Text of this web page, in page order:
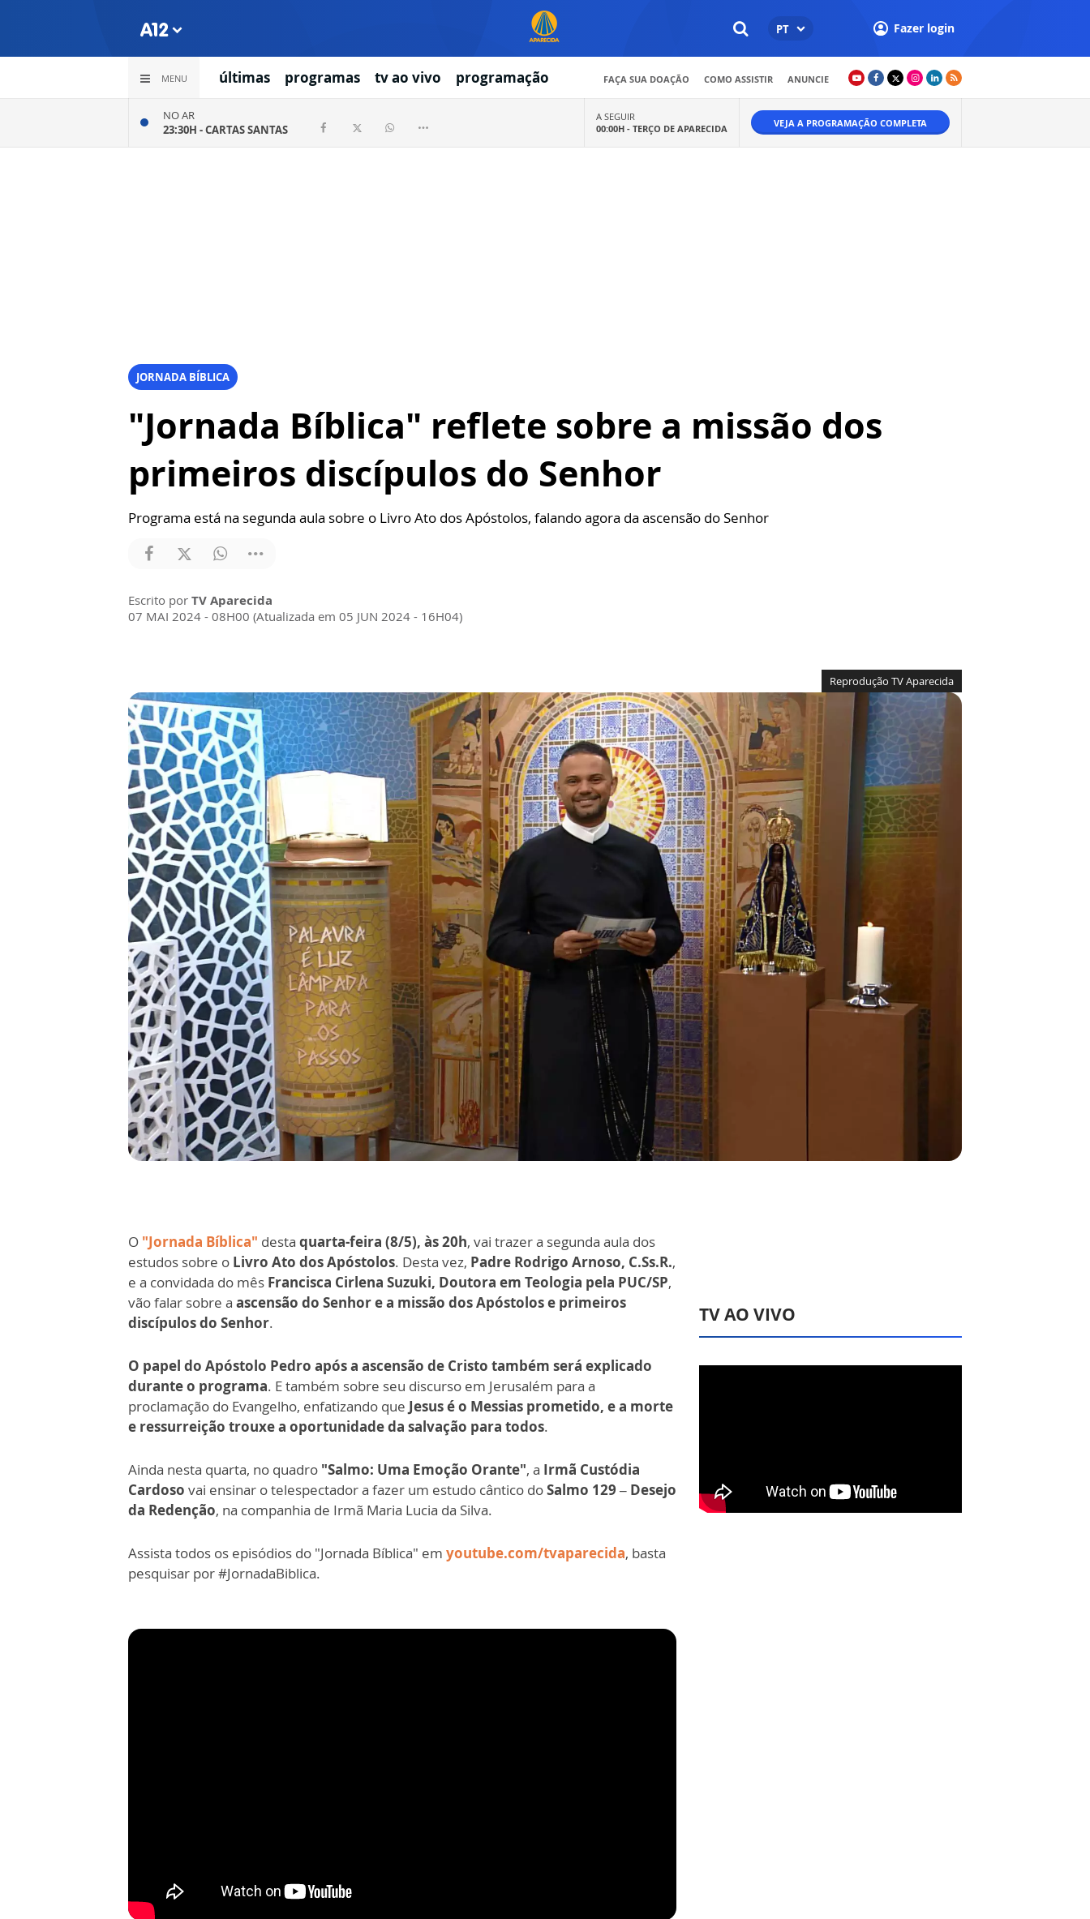
PT Fazer login
MENU últimas programas tv ao vivo programação FAÇA SUA DOAÇÃO COMO ASSISTIR ANUNCIE
NO AR
23:30H -CARTAS SANTAS
A SEGUIR
00:00H - TERÇO DE APARECIDA VEJA A PROGRAMAÇÃO COMPLETA
JORNADA BÍBLICA
"Jornada Bíblica" reflete sobre a missão dos
primeiros discípulos do Senhor
Programa está na segunda aula sobre o Livro Ato dos Apóstolos, falando agora da ascensão do Senhor
Escrito por TV Aparecida
07 MAI 2024 - 08H00 (Atualizada em 05 JUN 2024 - 16H04)
Reprodução TV Aparecida
O "Jornada Bíblica" desta quarta-feira (8/5), às 20h, vai trazer a segunda aula dos
estudos sobre o Livro Ato dos Apóstolos. Desta vez, Padre Rodrigo Arnoso, C.Ss.R.,
e a convidada do mês Francisca Cirlena Suzuki, Doutora em Teologia pela PUC/SP,
vão falar sobre a ascensão do Senhor e a missão dos Apóstolos e primeiros
discípulos do Senhor.
O papel do Apóstolo Pedro após a ascensão de Cristo também será explicado
durante o programa. E também sobre seu discurso em Jerusalém para a
proclamação do Evangelho, enfatizando que Jesus é o Messias prometido, e a morte
e ressurreição trouxe a oportunidade da salvação para todos.
Ainda nesta quarta, no quadro "Salmo: Uma Emoção Orante", a Irmã Custódia
Cardoso vai ensinar o telespectador a fazer um estudo cântico doSalmo 129 – Desejo
da Redenção, na companhia de Irmã Maria Lucia da Silva.
Assista todos os episódios do "Jornada Bíblica" em youtube.com/tvaparecida, basta
pesquisar por #JornadaBiblica.
TV AO VIVO